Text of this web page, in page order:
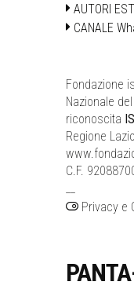
AUTORI
CANALE
Fondazione
Nazionale
riconoscita
Regione
C.F.
Privacy e